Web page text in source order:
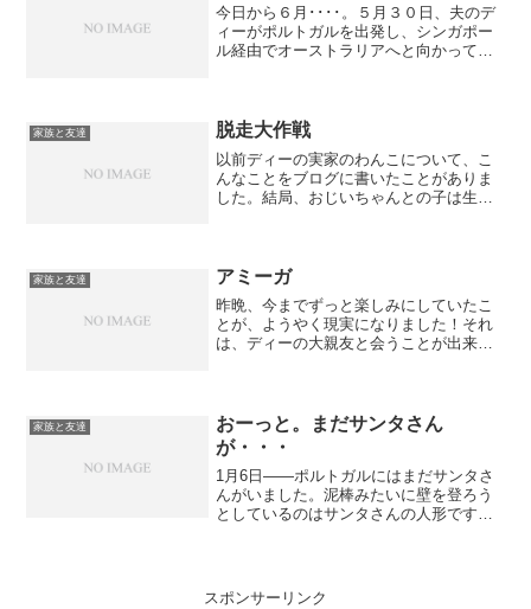
今日から６月････。５月３０日、夫のデ
ィーがポルトガルを出発し、シンガポー
ル経由でオーストラリアへと向かってい
ら電気が切れ、今日は...
家族と友達 脱走大作戦
以前ディーの実家のわんこについて、こ
んなことをブログに書いたことがありま
した。結局、おじいちゃんとの子は生れ
いう結果には至らならなか...
家族と友達 アミーガ
昨晩、今までずっと楽しみにしていたこ
とが、ようやく現実になりました！それ
は、ディーの大親友と会うことが出来た
ガ）がいて、私にも紹介した...
家族と友達
おーっと。まだサンタさん
が・・・
1月6日――ポルトガルにはまだサンタさ
んがいました。泥棒みたいに壁を登ろう
としているのはサンタさんの人形です。
ーだったそ...
スポンサーリンク